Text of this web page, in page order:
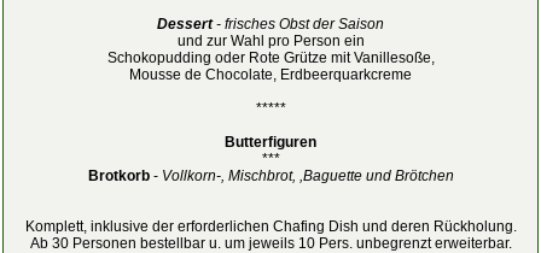
Dessert- frisches Obst der Saison
und zur Wahl pro Person ein
Schokopudding oder Rote Grütze mit Vanillesoße,
Mousse de Chocolate, Erdbeerquarkcreme
*****
Butterfiguren
***
Brotkorb- Vollkorn-, Mischbrot, ,Baguette und Brötchen
Komplett, inklusive der erforderlichen Chafing Dish und deren Rückholung.
Ab 30 Personen bestellbar u. um jeweils 10 Pers. unbegrenzt erweiterbar.